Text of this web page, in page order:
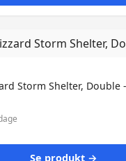
Storm Shelter, Double
Se produkt →